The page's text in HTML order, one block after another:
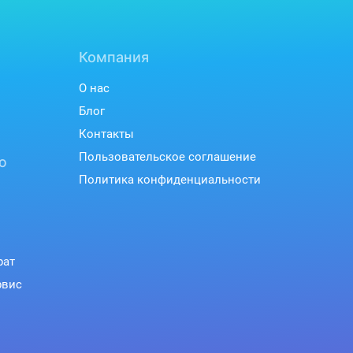
Компания
О нас
Блог
Контакты
Пользовательское соглашение
Политика конфиденциальности